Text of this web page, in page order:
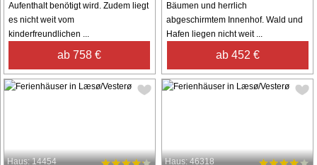
Aufenthalt benötigt wird. Zudem liegt
es nicht weit vom
kinderfreundlichen ...
ab 758 €
Bäumen und herrlich
abgeschirmtem Innenhof. Wald und
Hafen liegen nicht weit ...
ab 452 €
Haus: 14454 Haus: 46318